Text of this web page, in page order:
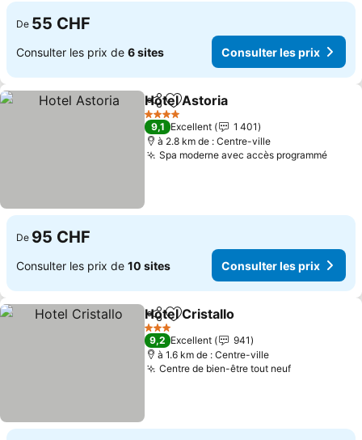
De 55 CHF
Consulter les prix de 6 sites Consulter les prix
PartagerAjouter à mes favoris
Hotel Astoria
4 Étoiles
9,1 Excellent
1 401
à 2.8 km de : Centre-ville
Spa moderne avec accès programmé
De 95 CHF
Consulter les prix de 10 sites Consulter les prix
PartagerAjouter à mes favoris
Hotel Cristallo
3 Étoiles
9,2 Excellent
941
à 1.6 km de : Centre-ville
Centre de bien-être tout neuf